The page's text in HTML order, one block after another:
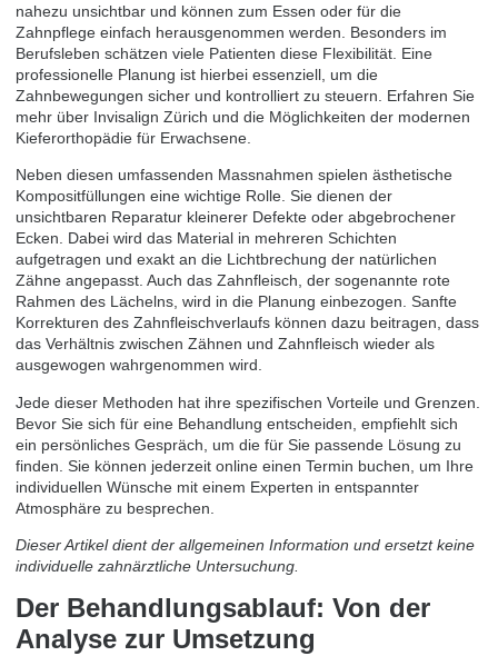
nahezu unsichtbar und können zum Essen oder für die
Zahnpflege einfach herausgenommen werden. Besonders im
Berufsleben schätzen viele Patienten diese Flexibilität. Eine
professionelle Planung ist hierbei essenziell, um die
Zahnbewegungen sicher und kontrolliert zu steuern. Erfahren Sie
mehr über Invisalign Zürich und die Möglichkeiten der modernen
Kieferorthopädie für Erwachsene.
Neben diesen umfassenden Massnahmen spielen ästhetische
Kompositfüllungen eine wichtige Rolle. Sie dienen der
unsichtbaren Reparatur kleinerer Defekte oder abgebrochener
Ecken. Dabei wird das Material in mehreren Schichten
aufgetragen und exakt an die Lichtbrechung der natürlichen
Zähne angepasst. Auch das Zahnfleisch, der sogenannte rote
Rahmen des Lächelns, wird in die Planung einbezogen. Sanfte
Korrekturen des Zahnfleischverlaufs können dazu beitragen, dass
das Verhältnis zwischen Zähnen und Zahnfleisch wieder als
ausgewogen wahrgenommen wird.
Jede dieser Methoden hat ihre spezifischen Vorteile und Grenzen.
Bevor Sie sich für eine Behandlung entscheiden, empfiehlt sich
ein persönliches Gespräch, um die für Sie passende Lösung zu
finden. Sie können jederzeit online einen Termin buchen , um Ihre
individuellen Wünsche mit einem Experten in entspannter
Atmosphäre zu besprechen.
Dieser Artikel dient der allgemeinen Information und ersetzt keine
individuelle zahnärztliche Untersuchung.
Der Behandlungsablauf: Von der
Analyse zur Umsetzung